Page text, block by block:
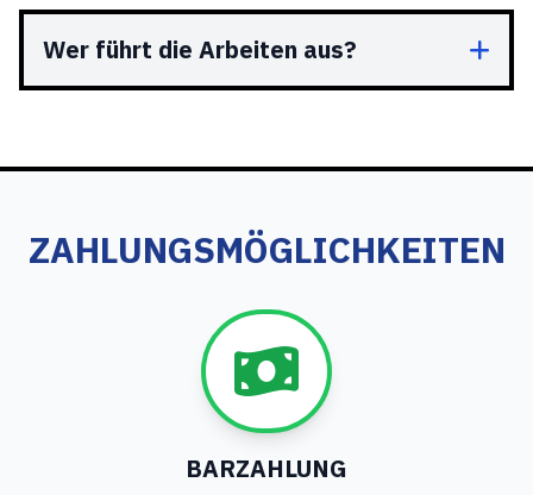
Wer führt die Arbeiten aus?
ZAHLUNGSMÖGLICHKEITEN
BARZAHLUNG